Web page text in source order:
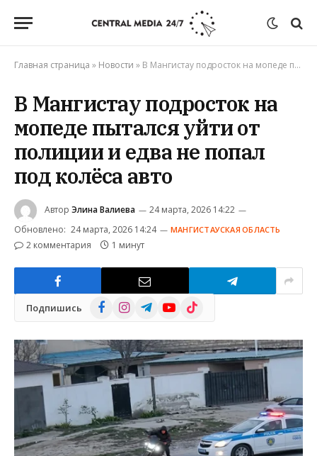
Главная страница » Новости » В Мангистау подросток на мопеде пытался уйти от полиции и едва не попал под колёса авто
В Мангистау подросток на
мопеде пытался уйти от
полиции и едва не попал
под колёса авто
Автор Элина Валиева
24 марта, 2026 14:22
Обновлено: 24 марта, 2026 14:24 МАНГИСТАУСКАЯ ОБЛАСТЬ
2 комментария 1 минут
Подпишись FacebookInstagramTelegramYouTube
TikTok